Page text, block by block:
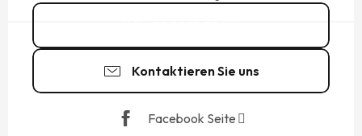
Kontaktieren Sie uns
Facebook Seite